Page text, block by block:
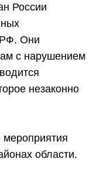
России
РФ. Они
с нарушением
незаконно
мероприятия
области.